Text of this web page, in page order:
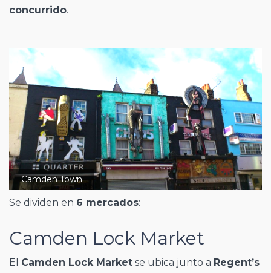
concurrido.
Camden Town
Se dividen en 6 mercados:
Camden Lock Market
El Camden Lock Market se ubica junto a Regent’s